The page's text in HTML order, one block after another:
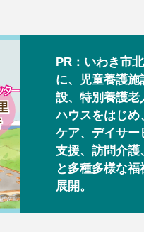
PR：いわき市
に、児童養護
設、特別養護老
ハウスをはじめ
ケア、デイサー
支援、訪問介護
と多種多様な
展開。